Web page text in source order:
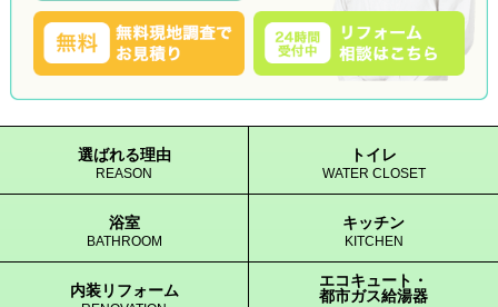
選ばれる理由
REASON
トイレ
WATER CLOSET
浴室
BATHROOM
キッチン
KITCHEN
内装リフォーム
エコキュート・
都市ガス給湯器